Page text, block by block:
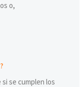
o,
se cumplen los